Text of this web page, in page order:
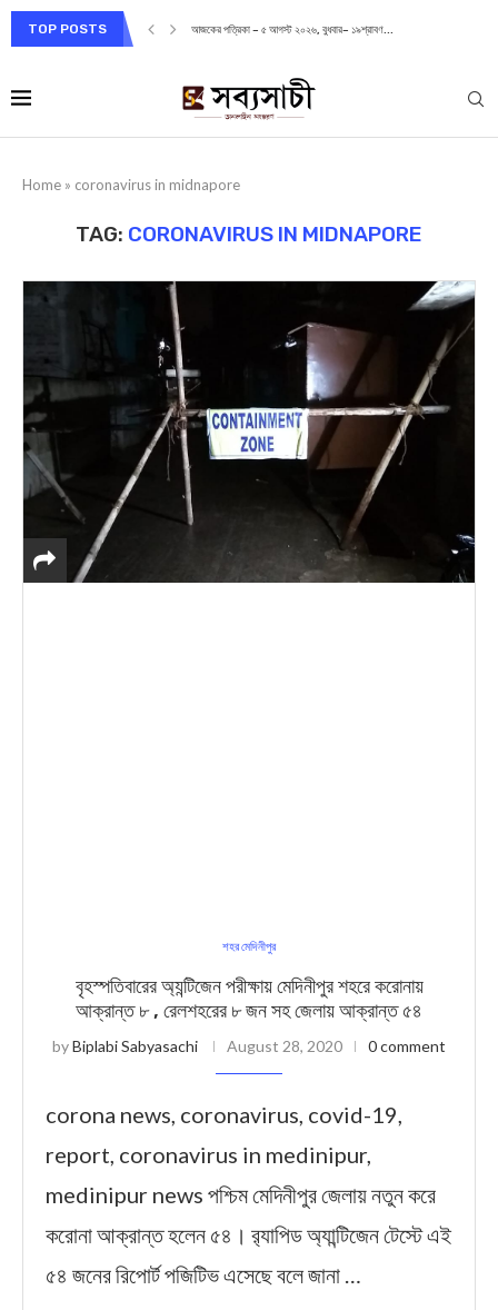
TOP POSTS আজকের পত্রিকা – ৫ আগস্ট ২০২৬, বুধবার– ১৯শ্রাবণ...
Home » coronavirus in midnapore
TAG: CORONAVIRUS IN MIDNAPORE
শহর মেদিনীপুর
বৃহস্পতিবারের অ্যন্টিজেন পরীক্ষায় মেদিনীপুর শহরে করোনায়
আক্রান্ত ৮ , রেলশহরের ৮ জন সহ জেলায় আক্রান্ত ৫৪
byBiplabi Sabyasachi August 28, 2020 0 comment
corona news, coronavirus, covid-19,
report, coronavirus in medinipur,
medinipur news পশ্চিম মেদিনীপুর জেলায় নতুন করে
করোনা আক্রান্ত হলেন ৫৪। র‌্যাপিড অ্যান্টিজেন টেস্টে এই
৫৪ জনের রিপোর্ট পজিটিভ এসেছে বলে জানা …